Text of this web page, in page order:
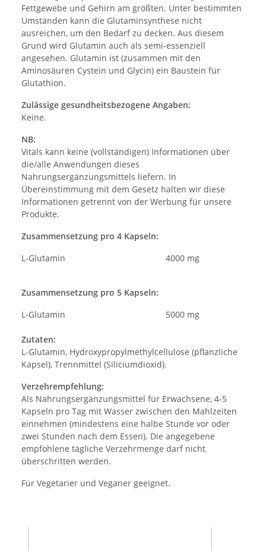
Fettgewebe und Gehirn am größten. Unter bestimmten
Umständen kann die Glutaminsynthese nicht
ausreichen, um den Bedarf zu decken. Aus diesem
Grund wird Glutamin auch als semi-essenziell
angesehen. Glutamin ist (zusammen mit den
Aminosäuren Cystein und Glycin) ein Baustein für
Glutathion.
Zulässige gesundheitsbezogene Angaben:
Keine.
NB:
Vitals kann keine (vollständigen) Informationen über
die/alle Anwendungen dieses
Nahrungsergänzungsmittels liefern. In
Übereinstimmung mit dem Gesetz halten wir diese
Informationen getrennt von der Werbung für unsere
Produkte.
Zusammensetzung pro 4 Kapseln:
L-Glutamin
4000 mg
Zusammensetzung pro 5 Kapseln:
L-Glutamin
5000 mg
Zutaten:
L-Glutamin, Hydroxypropylmethylcellulose (pflanzliche
Kapsel), Trennmittel (Siliciumdioxid).
Verzehrempfehlung:
Als Nahrungsergänzungsmittel für Erwachsene, 4-5
Kapseln pro Tag mit Wasser zwischen den Mahlzeiten
einnehmen (mindestens eine halbe Stunde vor oder
zwei Stunden nach dem Essen). Die angegebene
empfohlene tägliche Verzehrmenge darf nicht
überschritten werden.
Für Vegetarier und Veganer geeignet.